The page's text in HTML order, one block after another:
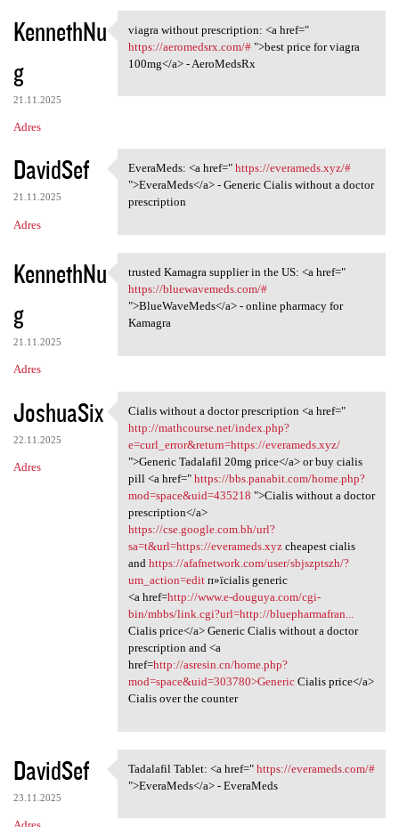
KennethNu
g
21.11.2025
Adres
viagra without prescription:
viagra without prescription: <a href="
https://aeromedsrx.com/#">best price for viagra
100mg</a> - AeroMedsRx
DavidSef
21.11.2025
Adres
EveraMeds: <a href=" https:/
EveraMeds: <a href=" https://everameds.xyz/#
">EveraMeds</a> - Generic Cialis without a doctor
prescription
KennethNu
g
21.11.2025
Adres
trusted Kamagra supplier in
trusted Kamagra supplier in the US: <a href="
https://bluewavemeds.com/#
">BlueWaveMeds</a> - online pharmacy for
Kamagra
JoshuaSix
22.11.2025
Adres
Cialis without a doctor
Cialis without a doctor prescription <a href="
http://mathcourse.net/index.php?
e=curl_error&return=https://everameds.xyz/
">Generic Tadalafil 20mg price</a> or buy cialis
pill <a href=" https://bbs.panabit.com/home.php?
mod=space&uid=435218 ">Cialis without a doctor
prescription</a>
https://cse.google.com.bh/url?
sa=t&url=https://everameds.xyzcheapest cialis
and https://afafnetwork.com/user/sbjszptszh/?
um_action=editп»їcialis generic
<a href=http://www.e-douguya.com/cgi-
bin/mbbs/link.cgi?url=http://bluepharmafran...
Cialis price</a> Generic Cialis without a doctor
prescription and <a
href=http://asresin.cn/home.php?
mod=space&uid=303780>GenericCialis price</a>
Cialis over the counter
DavidSef
23.11.2025
Tadalafil Tablet: <a href="
Tadalafil Tablet: <a href=" https://everameds.com/#
">EveraMeds</a> - EveraMeds